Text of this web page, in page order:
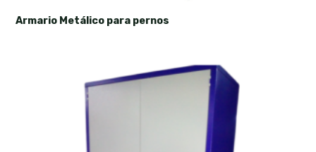
Armario Metálico para pernos